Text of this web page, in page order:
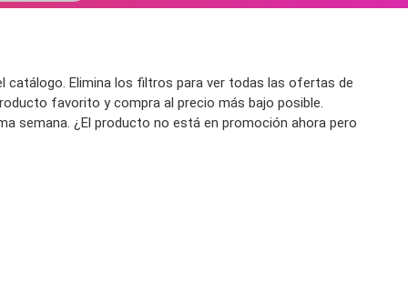
catálogo. Elimina los filtros para ver todas las ofertas de
favorito y compra al precio más bajo posible.
semana. ¿El producto no está en promoción ahora pero